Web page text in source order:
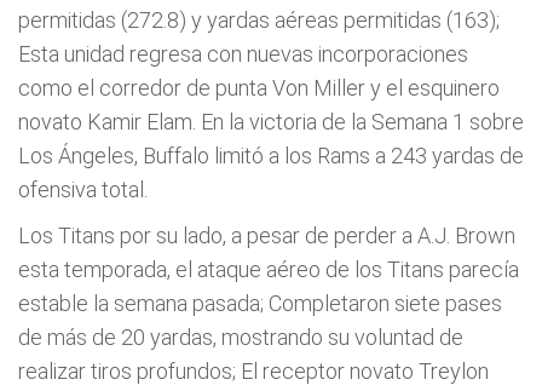
permitidas (272.8) y yardas aéreas permitidas (163);
Esta unidad regresa con nuevas incorporaciones
como el corredor de punta Von Miller y el esquinero
novato Kamir Elam. En la victoria de la Semana 1 sobre
Los Ángeles, Buffalo limitó a los Rams a 243 yardas de
ofensiva total.
Los Titans por su lado, a pesar de perder a A.J. Brown
esta temporada, el ataque aéreo de los Titans parecía
estable la semana pasada; Completaron siete pases
de más de 20 yardas, mostrando su voluntad de
realizar tiros profundos; El receptor novato Treylon